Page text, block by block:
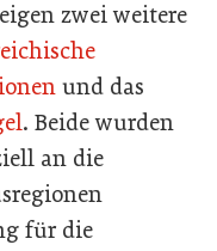
zwei weitere
und das
. Beide wurden
an die
für die